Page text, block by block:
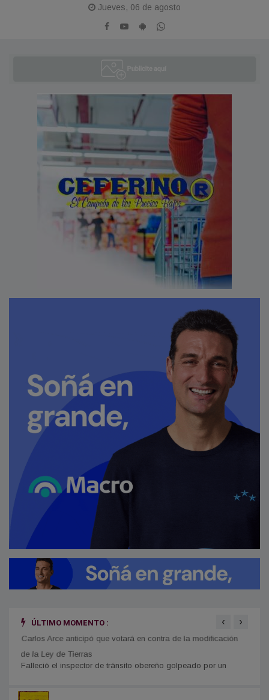
Jueves, 06 de agosto
ÚLTIMO MOMENTO :
Carlos Arce anticipó que votará en contra de la modificación
de la Ley de Tierras
‹ ›